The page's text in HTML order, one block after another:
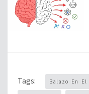
Tags: Balazo En El